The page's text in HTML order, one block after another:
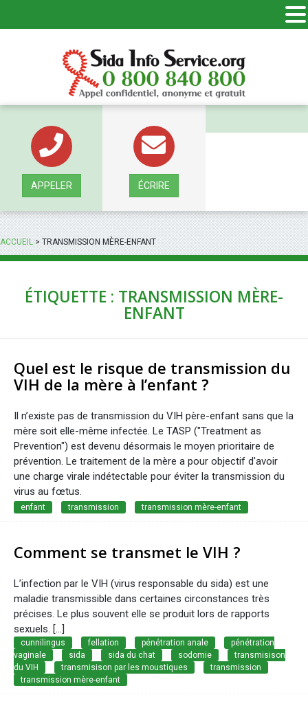
APPELER ÉCRIRE
ACCUEIL>TRANSMISSION MÈRE-ENFANT
ÉTIQUETTE : TRANSMISSION MÈRE-
ENFANT
Quel est le risque de transmission du
VIH de la mère à l’enfant ?
Il n’existe pas de transmission du VIH père-enfant sans que la
mère soit elle-même infectée. Le TASP ("Treatment as
Prevention") est devenu désormais le moyen prioritaire de
prévention. Le traitement de la mère a pour objectif d'avoir
une charge virale indétectable pour éviter la transmission du
virus au fœtus.
enfant transmission transmission mère-enfant
Comment se transmet le VIH ?
L’infection par le VIH (virus responsable du sida) est une
maladie transmissible dans certaines circonstances très
précises. Le plus souvent elle se produit lors de rapports
sexuels. [...]
cunnilingus fellation pénétration anale
pénétration
vaginale
sida sida du chat sodomie
transmisison
du VIH
transmisison par les moustiques
transmission
transmission mère-enfant